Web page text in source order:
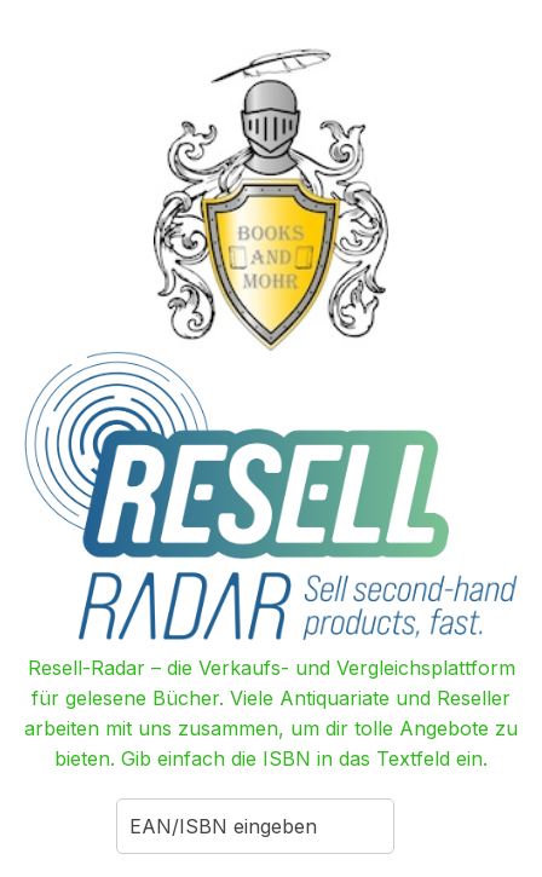
Resell-Radar – die Verkaufs- und Vergleichsplattform
für gelesene Bücher. Viele Antiquariate und Reseller
arbeiten mit uns zusammen, um dir tolle Angebote zu
bieten. Gib einfach die ISBN in das Textfeld ein.